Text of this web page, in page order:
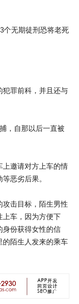
犯罪前科，并且还与
，自那以后一直被
上邀请对方上车的情
恶劣后果。
击目标，陌生男性
上车，因为方便下
身份获得女性的信
的陌生人发来的乘车